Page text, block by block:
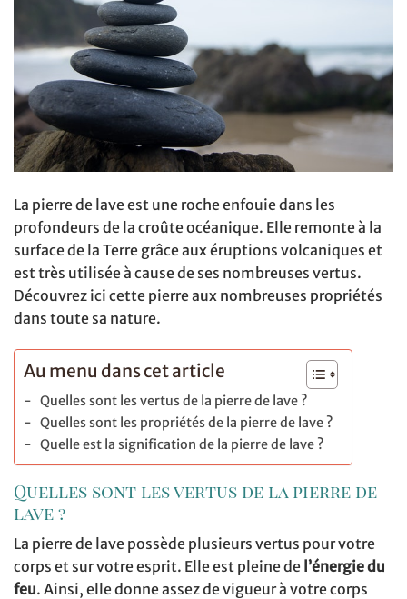
La pierre de lave est une roche enfouie dans les
profondeurs de la croûte océanique. Elle remonte à la
surface de la Terre grâce aux éruptions volcaniques et
est très utilisée à cause de ses nombreuses vertus.
Découvrez ici cette pierre aux nombreuses propriétés
dans toute sa nature.
Au menu dans cet article
Quelles sont les vertus de la pierre de lave ?
Quelles sont les propriétés de la pierre de lave ?
Quelle est la signification de la pierre de lave ?
Quelles sont les vertus de la pierre de
lave ?
La pierre de lave possède plusieurs vertus pour votre
corps et sur votre esprit. Elle est pleine de l’énergie du
feu. Ainsi, elle donne assez de vigueur à votre corps